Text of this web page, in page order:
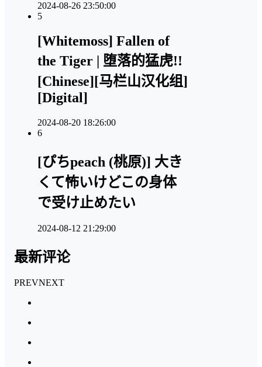
2024-08-26 23:50:00
5
[Whitemoss] Fallen of
the Tiger | 堕落的猛虎!!
[Chinese][马栏山汉化组]
[Digital]
2024-08-20 18:26:00
6
[ぴちpeach (桃原)] 大き
くて怖いけどこの身体
で受け止めたい
2024-08-12 21:29:00
最新评论
PREVNEXT